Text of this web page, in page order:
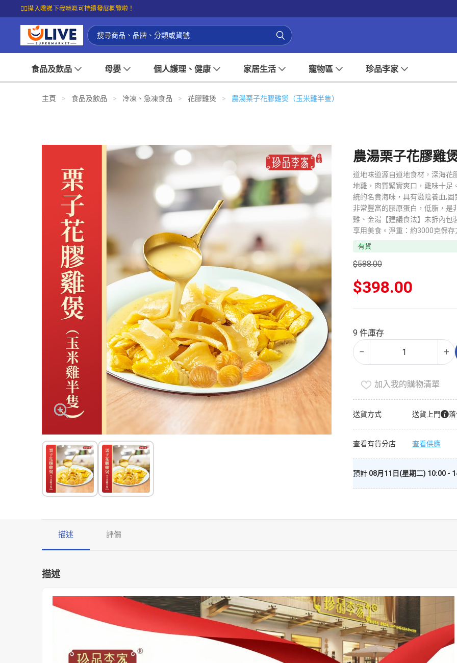
☝🏼㩒入嚟睇下我哋嘅可持續發展概覽啦！
食品及飲品 母嬰 個人護理、健康 家居生活 寵物區 珍品李家
主頁 > 食品及飲品 > 冷凍、急凍食品 > 花膠雞煲 > 農湯栗子花膠雞煲（玉米雞半隻）
農湯栗子花膠雞
道地味道源自道地食材，深海花
地雞，肉質緊實爽口，雞味十足
統的名貴海味，具有滋陰養血,
非常豐富的膠原蛋白，低脂，是
雞、金湯【建議食法】未拆內包
享用美食。淨重：約3000克保存
有貨
$588.00
原
始
$398.00
格：
$398.00。
9 件庫存
−
農
湯
花
膠
（玉
米
雞
半
+
Alternative:
加入我的購物清單
送貨方式 送貨上門
查看有貨分店 查看供應
預計 08月11日(星期二) 10:00 -
描述 評價
描述